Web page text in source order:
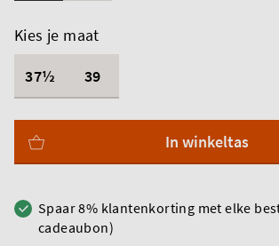
Kies je maat
37½
39
In winkeltas
Spaar 8% klantenkorting met elke
cadeaubon)